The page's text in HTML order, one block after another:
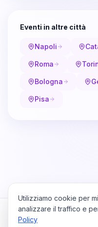
Eventi in altre città
Napoli
Roma
Bologna
Pisa
Utilizziamo cookie per
analizzare il traffico e
Policy